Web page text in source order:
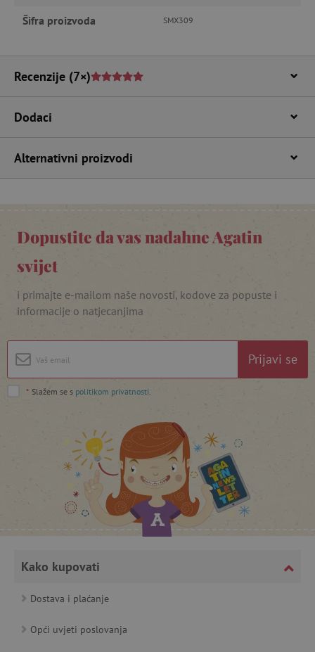
Šifra proizvoda SMX309
Recenzije (7×)
Dodaci
Alternativni proizvodi
Dopustite da vas nadahne Agatin
svijet
i primajte e-mailom naše novosti, kodove za popuste i
informacije o natjecanjima
Prijavi se
* Slažem se s politikom privatnosti.
Kako kupovati
Dostava i plaćanje
Opći uvjeti poslovanja
lastVisitedProduct www.agatinsvijet.hr
featureFlagCheckoutExperimentVariant www.agatinsvijet.hr
product_filter_remember www.agatinsvijet.hr
PHPSESSID
PHP.net
Googleovu politiku privatnosti